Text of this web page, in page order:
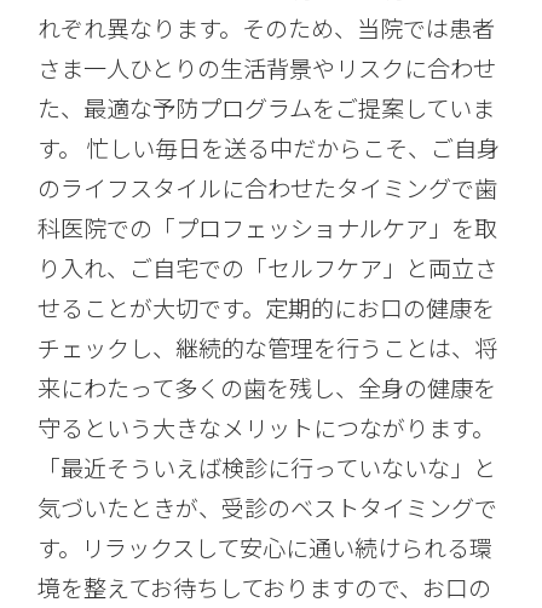
れぞれ異なります。そのため、当院では患者
さま一人ひとりの生活背景やリスクに合わせ
た、最適な予防プログラムをご提案していま
す。 忙しい毎日を送る中だからこそ、ご自身
のライフスタイルに合わせたタイミングで歯
科医院での「プロフェッショナルケア」を取
り入れ、ご自宅での「セルフケア」と両立さ
せることが大切です。定期的にお口の健康を
チェックし、継続的な管理を行うことは、将
来にわたって多くの歯を残し、全身の健康を
守るという大きなメリットにつながります。
「最近そういえば検診に行っていないな」と
気づいたときが、受診のベストタイミングで
す。リラックスして安心に通い続けられる環
境を整えてお待ちしておりますので、お口の